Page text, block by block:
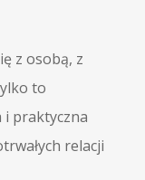
z osobą, z
to
i praktyczna
relacji